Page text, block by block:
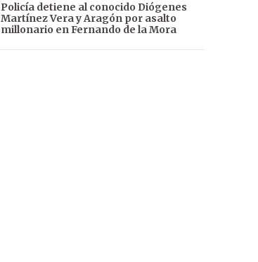
Policía detiene al conocido Diógenes
Martínez Vera y Aragón por asalto
millonario en Fernando de la Mora